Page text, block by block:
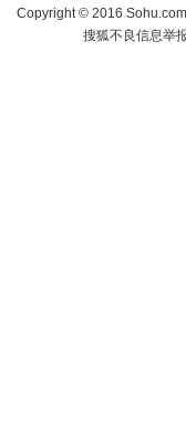
Copyright©2016
搜狐不良信息举